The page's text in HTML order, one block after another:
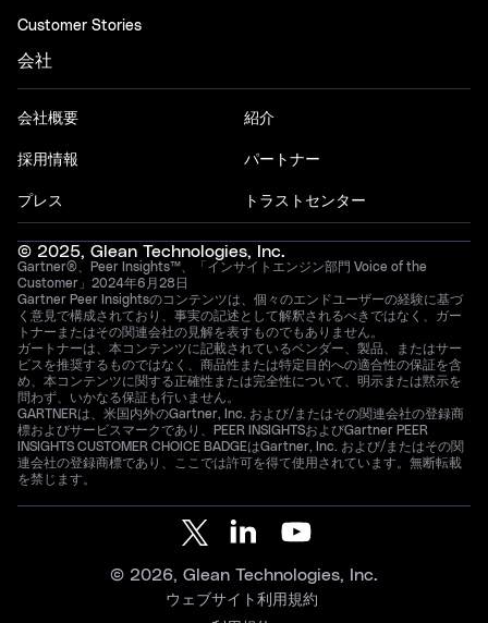
Customer Stories
会社
会社概要
採用情報
プレス
紹介
パートナー
トラストセンター
© 2025, Glean Technologies, Inc.
Gartner®、Peer Insights™、「インサイトエンジン部門 Voice of the
Customer」2024年6月28日
Gartner Peer Insightsのコンテンツは、個々のエンドユーザーの経験に基づ
く意見で構成されており、事実の記述として解釈されるべきではなく、ガー
トナーまたはその関連会社の見解を表すものでもありません。
ガートナーは、本コンテンツに記載されているベンダー、製品、またはサー
ビスを推奨するものではなく、商品性または特定目的への適合性の保証を含
め、本コンテンツに関する正確性または完全性について、明示または黙示を
問わず、いかなる保証も行いません。
GARTNERは、米国内外のGartner, Inc. および/またはその関連会社の登録商
標およびサービスマークであり、PEER INSIGHTSおよびGartner PEER
INSIGHTS CUSTOMER CHOICE BADGEはGartner, Inc. および/またはその関
連会社の登録商標であり、ここでは許可を得て使用されています。無断転載
を禁じます。
© 2026, Glean Technologies, Inc.
ウェブサイト利用規約